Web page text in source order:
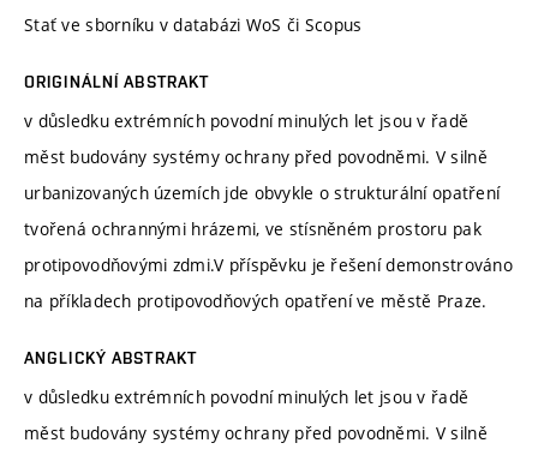
Stať ve sborníku v databázi WoS či Scopus
ORIGINÁLNÍ ABSTRAKT
v důsledku extrémních povodní minulých let jsou v řadě
měst budovány systémy ochrany před povodněmi. V silně
urbanizovaných územích jde obvykle o strukturální opatření
tvořená ochrannými hrázemi, ve stísněném prostoru pak
protipovodňovými zdmi.V příspěvku je řešení demonstrováno
na příkladech protipovodňových opatření ve městě Praze.
ANGLICKÝ ABSTRAKT
v důsledku extrémních povodní minulých let jsou v řadě
měst budovány systémy ochrany před povodněmi. V silně